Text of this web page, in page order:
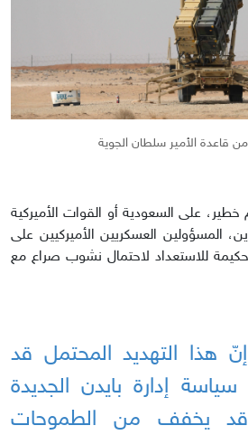
قاعدة الأمير سلطان الجوية
على السعودية أو القوات الأميركية
المسؤولين العسكريين الأميركيين على
حكيمة للاستعداد لاحتمال نشوب صراع مع
هذا التهديد المحتمل قد
إدارة بايدن الجديدة
يخفف من الطموحات